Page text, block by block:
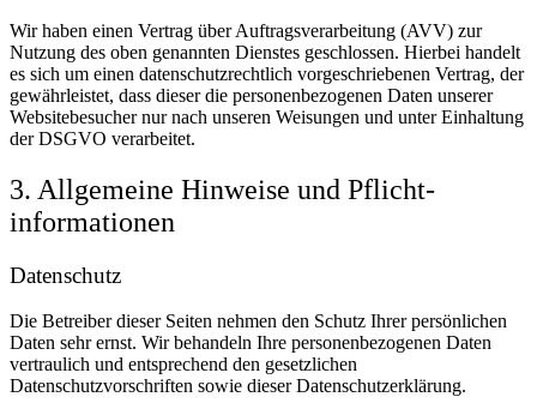
Wir haben einen Vertrag über Auftragsverarbeitung (AVV) zur
Nutzung des oben genannten Dienstes geschlossen. Hierbei handelt
es sich um einen datenschutzrechtlich vorgeschriebenen Vertrag, der
gewährleistet, dass dieser die personenbezogenen Daten unserer
Websitebesucher nur nach unseren Weisungen und unter Einhaltung
der DSGVO verarbeitet.
3. Allgemeine Hinweise und Pflicht­
informationen
Datenschutz
Die Betreiber dieser Seiten nehmen den Schutz Ihrer persönlichen
Daten sehr ernst. Wir behandeln Ihre personenbezogenen Daten
vertraulich und entsprechend den gesetzlichen
Datenschutzvorschriften sowie dieser Datenschutzerklärung.